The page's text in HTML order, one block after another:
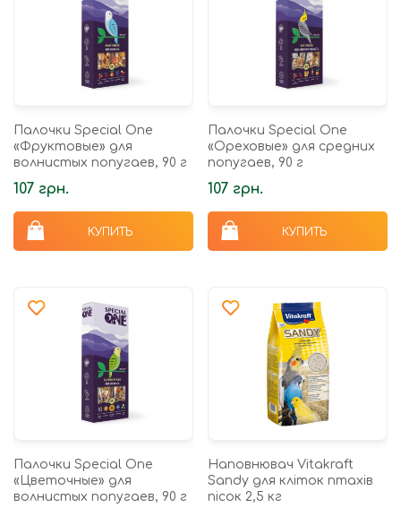
Палочки Speciаl One
«Фруктовые» для
волнистых попугаев, 90 г
107 грн.
КУПИТЬ
Палочки Speciаl One
«Ореховые» для средних
попугаев, 90 г
107 грн.
КУПИТЬ
Палочки Special One
«Цветочные» для
волнистых попугаев, 90 г
Наповнювач Vitakraft
Sandy для кліток птахів
пісок 2,5 кг